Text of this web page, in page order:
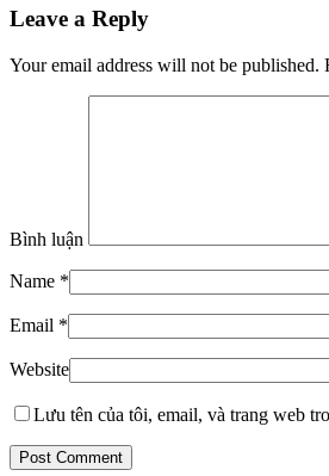
Leave a Reply
Your email address will not be published.
Bình luận
Name *
Email *
Website
Lưu tên của tôi, email, và trang web